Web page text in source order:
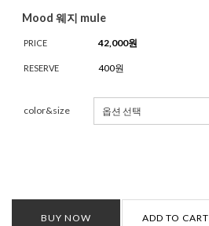
Mood 웨지 mule
PRICE 42,000원
RESERVE 400원
color&size
BUY NOW ADD TO CART